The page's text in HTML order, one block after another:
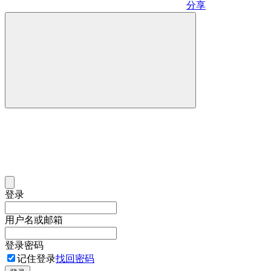
分享
登录
用户名或邮箱
登录密码
记住登录找回密码